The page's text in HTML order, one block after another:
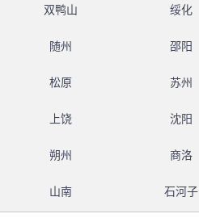
双鸭山 绥化
随州 邵阳
松原 苏州
上饶 沈阳
朔州 商洛
山南 石河子